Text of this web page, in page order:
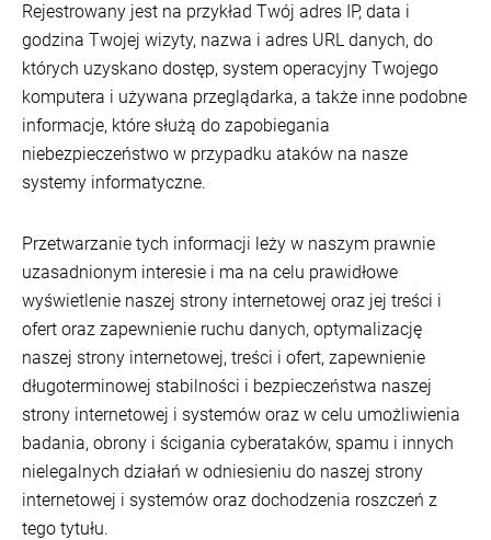
Rejestrowany jest na przykład Twój adres IP, data i
godzina Twojej wizyty, nazwa i adres URL danych, do
których uzyskano dostęp, system operacyjny Twojego
komputera i używana przeglądarka, a także inne podobne
informacje, które służą do zapobiegania
niebezpieczeństwo w przypadku ataków na nasze
systemy informatyczne.
Przetwarzanie tych informacji leży w naszym prawnie
uzasadnionym interesie i ma na celu prawidłowe
wyświetlenie naszej strony internetowej oraz jej treści i
ofert oraz zapewnienie ruchu danych, optymalizację
naszej strony internetowej, treści i ofert, zapewnienie
długoterminowej stabilności i bezpieczeństwa naszej
strony internetowej i systemów oraz w celu umożliwienia
badania, obrony i ścigania cyberataków, spamu i innych
nielegalnych działań w odniesieniu do naszej strony
internetowej i systemów oraz dochodzenia roszczeń z
tego tytułu.